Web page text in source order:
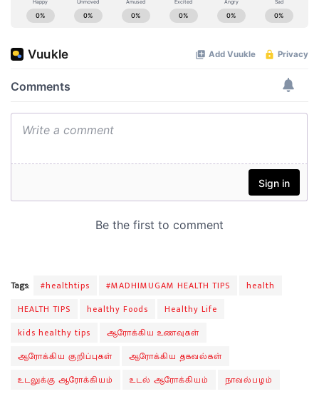
Tags: #healthtips #MADHIMUGAM HEALTH TIPS
health
HEALTH TIPS
healthy Foods
Healthy Life
kids healthy tips
ஆரோக்கிய உணவுகள்
ஆரோக்கிய குறிப்புகள்
ஆரோக்கிய தகவல்கள்
உடலுக்கு ஆரோக்கியம்
உடல் ஆரோக்கியம் நாவல்பழம்